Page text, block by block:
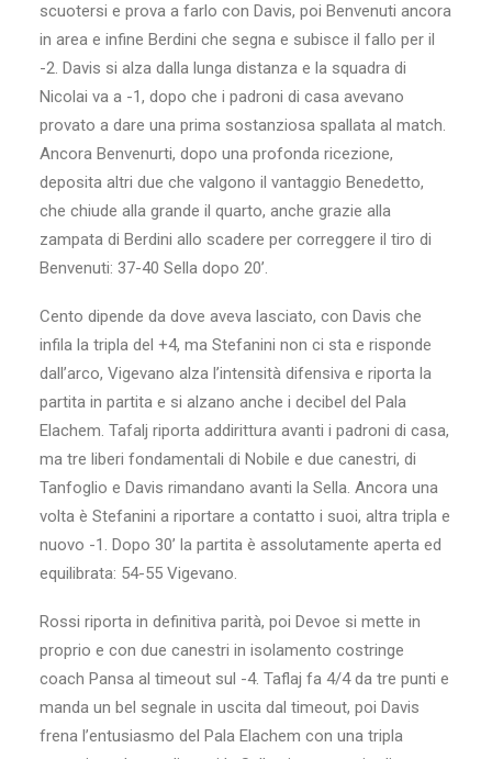
scuotersi e prova a farlo con Davis, poi Benvenuti ancora
in area e infine Berdini che segna e subisce il fallo per il
-2. Davis si alza dalla lunga distanza e la squadra di
Nicolai va a -1, dopo che i padroni di casa avevano
provato a dare una prima sostanziosa spallata al match.
Ancora Benvenurti, dopo una profonda ricezione,
deposita altri due che valgono il vantaggio Benedetto,
che chiude alla grande il quarto, anche grazie alla
zampata di Berdini allo scadere per correggere il tiro di
Benvenuti: 37-40 Sella dopo 20’.
Cento dipende da dove aveva lasciato, con Davis che
infila la tripla del +4, ma Stefanini non ci sta e risponde
dall’arco, Vigevano alza l’intensità difensiva e riporta la
partita in partita e si alzano anche i decibel del Pala
Elachem. Tafalj riporta addirittura avanti i padroni di casa,
ma tre liberi fondamentali di Nobile e due canestri, di
Tanfoglio e Davis rimandano avanti la Sella. Ancora una
volta è Stefanini a riportare a contatto i suoi, altra tripla e
nuovo -1. Dopo 30’ la partita è assolutamente aperta ed
equilibrata: 54-55 Vigevano.
Rossi riporta in definitiva parità, poi Devoe si mette in
proprio e con due canestri in isolamento costringe
coach Pansa al timeout sul -4. Taflaj fa 4/4 da tre punti e
manda un bel segnale in uscita dal timeout, poi Davis
frena l’entusiasmo del Pala Elachem con una tripla